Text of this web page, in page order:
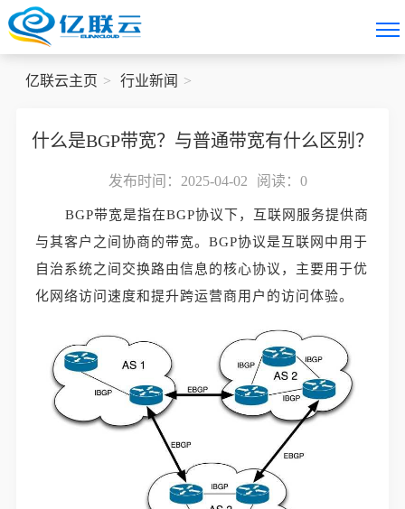
亿联云主页 行业新闻
什么是BGP带宽？与普通带宽有什么区别？
发布时间：2025-04-02 阅读： 0
BGP带宽是指在BGP协议下，互联网服务提供商
与其客户之间协商的带宽。BGP协议是互联网中用于
自治系统之间交换路由信息的核心协议，主要用于优
化网络访问速度和提升跨运营商用户的访问体验。